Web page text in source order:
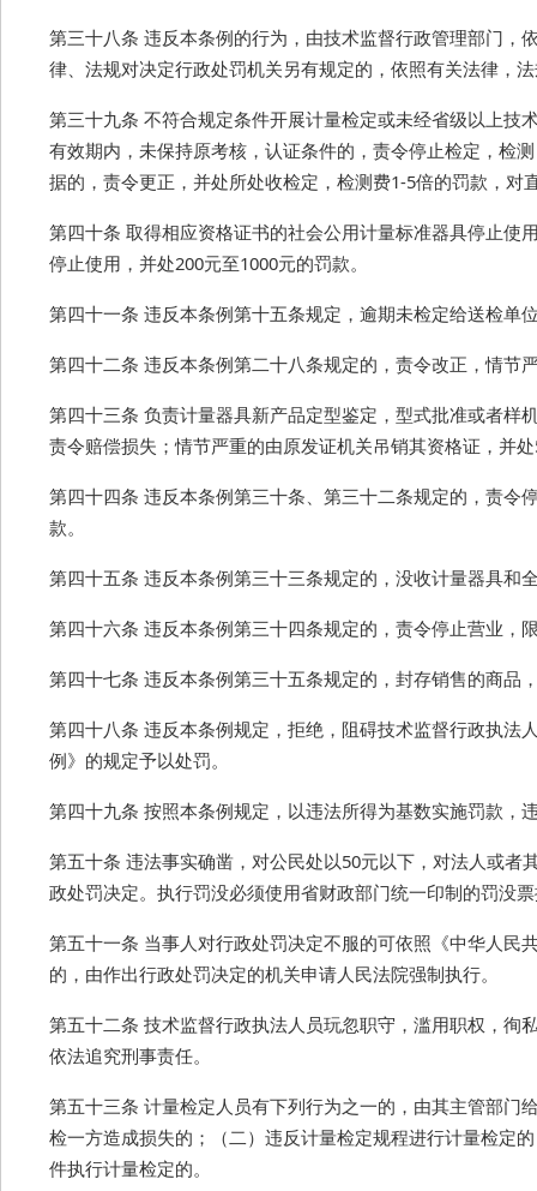
第三十八条 违反本条例的行为，由技术监督行政管理部门，
律、法规对决定行政处罚机关另有规定的，依照有关法律，
第三十九条 不符合规定条件开展计量检定或未经省级以上技
有效期内，未保持原考核，认证条件的，责令停止检定，检
据的，责令更正，并处所处收检定，检测费1-5倍的罚款，
第四十条 取得相应资格证书的社会公用计量标准器具停止使
停止使用，并处200元至1000元的罚款。
第四十一条 违反本条例第十五条规定，逾期未检定给送检单
第四十二条 违反本条例第二十八条规定的，责令改正，情节
第四十三条 负责计量器具新产品定型鉴定，型式批准或者样
责令赔偿损失；情节严重的由原发证机关吊销其资格证，并
第四十四条 违反本条例第三十条、第三十二条规定的，责令
款。
第四十五条 违反本条例第三十三条规定的，没收计量器具和
第四十六条 违反本条例第三十四条规定的，责令停止营业，
第四十七条 违反本条例第三十五条规定的，封存销售的商品
第四十八条 违反本条例规定，拒绝，阻碍技术监督行政执法
例》的规定予以处罚。
第四十九条 按照本条例规定，以违法所得为基数实施罚款，
第五十条 违法事实确凿，对公民处以50元以下，对法人或
政处罚决定。执行罚没必须使用省财政部门统一印制的罚没
第五十一条 当事人对行政处罚决定不服的可依照《中华人民
的，由作出行政处罚决定的机关申请人民法院强制执行。
第五十二条 技术监督行政执法人员玩忽职守，滥用职权，徇
依法追究刑事责任。
第五十三条 计量检定人员有下列行为之一的，由其主管部门
检一方造成损失的；（二）违反计量检定规程进行计量检定
件执行计量检定的。